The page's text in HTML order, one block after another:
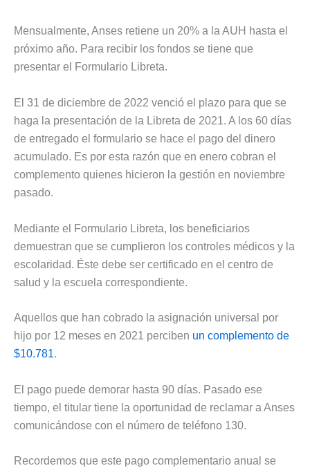
Mensualmente, Anses retiene un 20% a la AUH hasta el
próximo año. Para recibir los fondos se tiene que
presentar el Formulario Libreta.
El 31 de diciembre de 2022 venció el plazo para que se
haga la presentación de la Libreta de 2021. A los 60 días
de entregado el formulario se hace el pago del dinero
acumulado. Es por esta razón que en enero cobran el
complemento quienes hicieron la gestión en noviembre
pasado.
Mediante el Formulario Libreta, los beneficiarios
demuestran que se cumplieron los controles médicos y la
escolaridad. Éste debe ser certificado en el centro de
salud y la escuela correspondiente.
Aquellos que han cobrado la asignación universal por
hijo por 12 meses en 2021 perciben un complemento de
$10.781.
El pago puede demorar hasta 90 días. Pasado ese
tiempo, el titular tiene la oportunidad de reclamar a Anses
comunicándose con el número de teléfono 130.
Recordemos que este pago complementario anual se